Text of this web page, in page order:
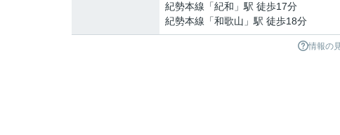
紀勢本線 「紀和 」駅 徒歩17分
紀勢本線 「和歌山 」駅 徒歩18分
情報の